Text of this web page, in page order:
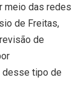
meio das redes
de Freitas,
de
desse tipo de